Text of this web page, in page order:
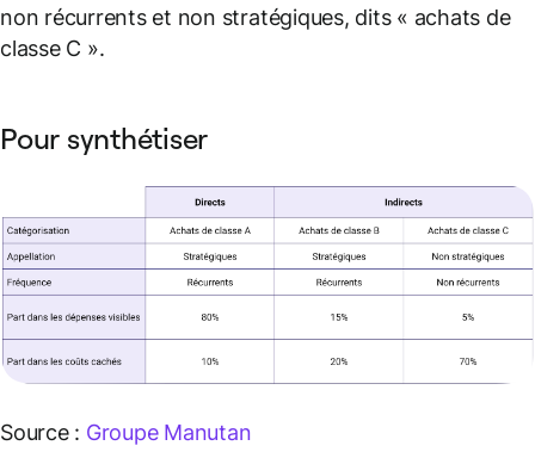
non récurrents et non stratégiques, dits « achats de
classe C ».
Pour synthétiser
Source : Groupe Manutan